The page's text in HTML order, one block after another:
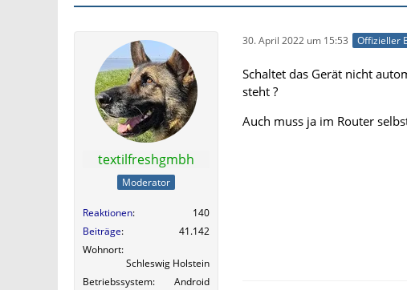
textilfreshgmbh
Moderator
Reaktionen
140
Beiträge
41.142
Wohnort
Schleswig Holstein
Betriebssystem
Android
30. April 2022 um 15:53 Offizieller
Schaltet das Gerät nicht
steht ?
Auch muss ja im Router